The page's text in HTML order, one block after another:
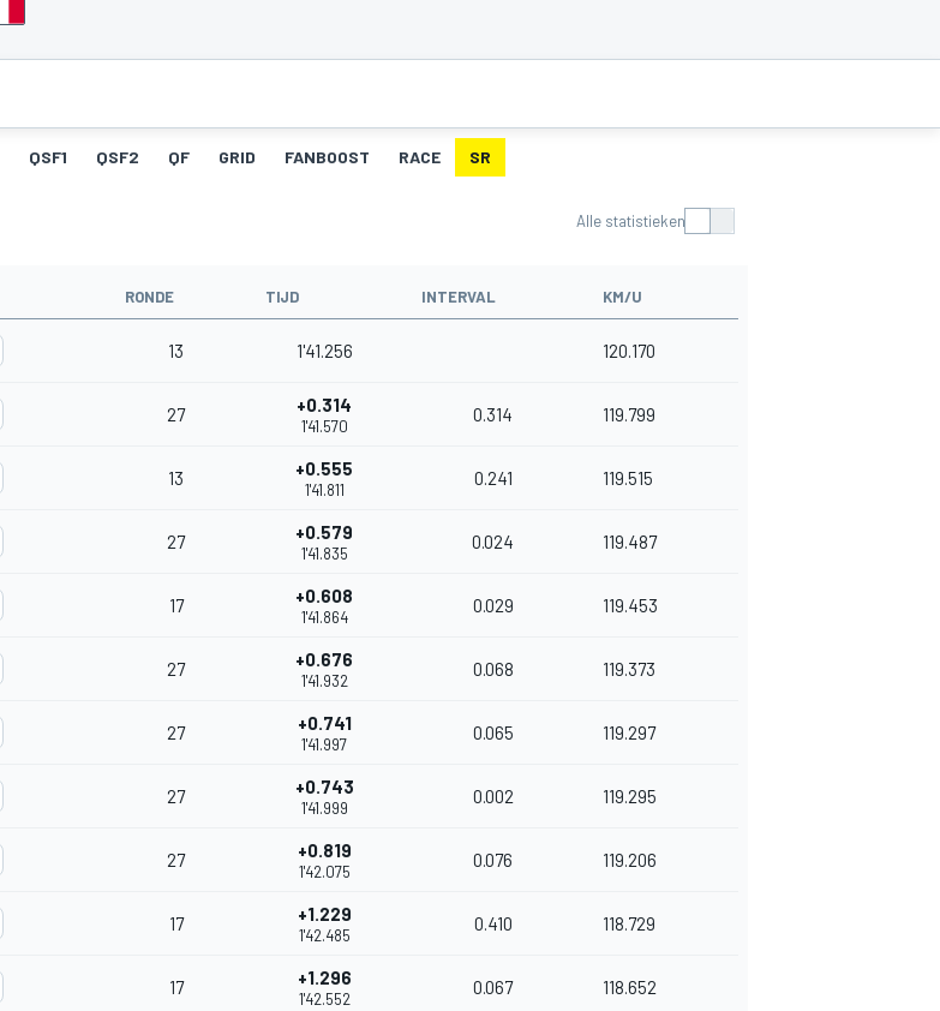
QSF1 QSF2 QF GRID FANBOOST RACE SR
Alle statistieken
RONDE TIJD INTERVAL KM/U
13 1'41.256 120.170
27 +0.314
1'41.570
0.314 119.799
13 +0.555
1'41.811
0.241 119.515
27 +0.579
1'41.835
0.024 119.487
17 +0.608
1'41.864
0.029 119.453
27 +0.676
1'41.932
0.068 119.373
27 +0.741
1'41.997
0.065 119.297
27 +0.743
1'41.999
0.002 119.295
27 +0.819
1'42.075
0.076 119.206
17 +1.229
1'42.485
0.410 118.729
17 +1.296
1'42.552
0.067 118.652